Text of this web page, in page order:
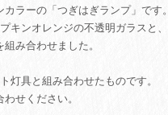
ラーの「つぎはぎランプ」です。
キンオレンジの不透明ガラスと、
み合わせました。
灯具と組み合わせたものです。
せください。